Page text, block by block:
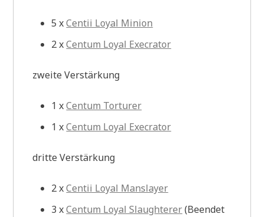
5 xCentii Loyal Minion
2 xCentum Loyal Execrator
zweite Verstärkung
1 xCentum Torturer
1 xCentum Loyal Execrator
dritte Verstärkung
2 xCentii Loyal Manslayer
3 xCentum Loyal Slaughterer(Beendet